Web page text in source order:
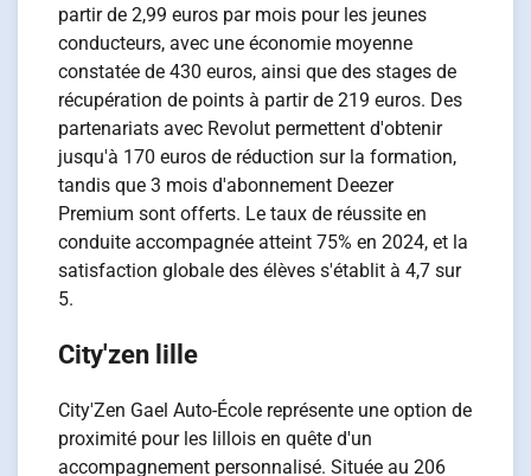
partir de 2,99 euros par mois pour les jeunes
conducteurs, avec une économie moyenne
constatée de 430 euros, ainsi que des stages de
récupération de points à partir de 219 euros. Des
partenariats avec Revolut permettent d'obtenir
jusqu'à 170 euros de réduction sur la formation,
tandis que 3 mois d'abonnement Deezer
Premium sont offerts. Le taux de réussite en
conduite accompagnée atteint 75% en 2024, et la
satisfaction globale des élèves s'établit à 4,7 sur
5.
City'zen lille
City'Zen Gael Auto-École représente une option de
proximité pour les lillois en quête d'un
accompagnement personnalisé. Située au 206